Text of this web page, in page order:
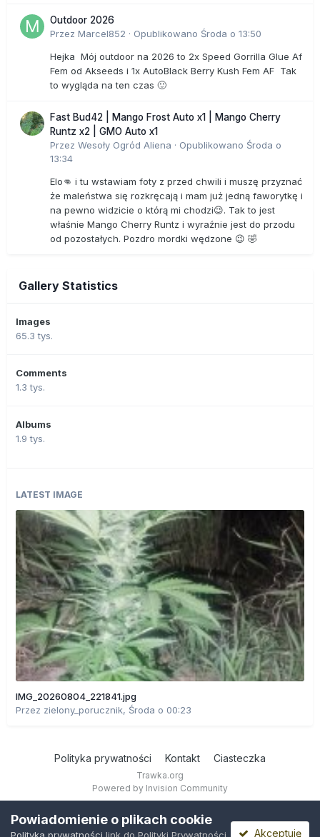
Outdoor 2026
Przez Marcel852 · Opublikowano Środa o 13:50
Hejka Mój outdoor na 2026 to 2x Speed Gorrilla Glue Af
Fem od Akseeds i 1x AutoBlack Berry Kush Fem AF Tak
to wygląda na ten czas 🙂
Fast Bud42 | Mango Frost Auto x1 | Mango Cherry
Runtz x2 | GMO Auto x1
Przez Wesoły Ogród Aliena · Opublikowano Środa o
13:34
Elo👊 i tu wstawiam foty z przed chwili i muszę przyznać
że maleństwa się rozkręcają i mam już jedną faworytkę i
na pewno widzicie o którą mi chodzi😉. Tak to jest
właśnie Mango Cherry Runtz i wyraźnie jest do przodu
od pozostałych. Pozdro mordki wędzone 😉 🤣
Gallery Statistics
Images
65.3 tys.
Comments
1.3 tys.
Albums
1.9 tys.
LATEST IMAGE
IMG_20260804_221841.jpg
Przez zielony_porucznik, Środa o 00:23
Polityka prywatności Kontakt Ciasteczka
Trawka.org
Powered by Invision Community
Powiadomienie o plikach cookie
Akceptuję